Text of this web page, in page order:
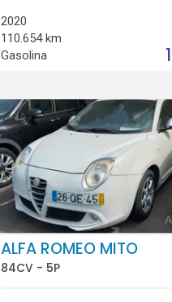
2020
110.654 km
Gasolina
ALFA ROMEO MITO
84CV - 5P